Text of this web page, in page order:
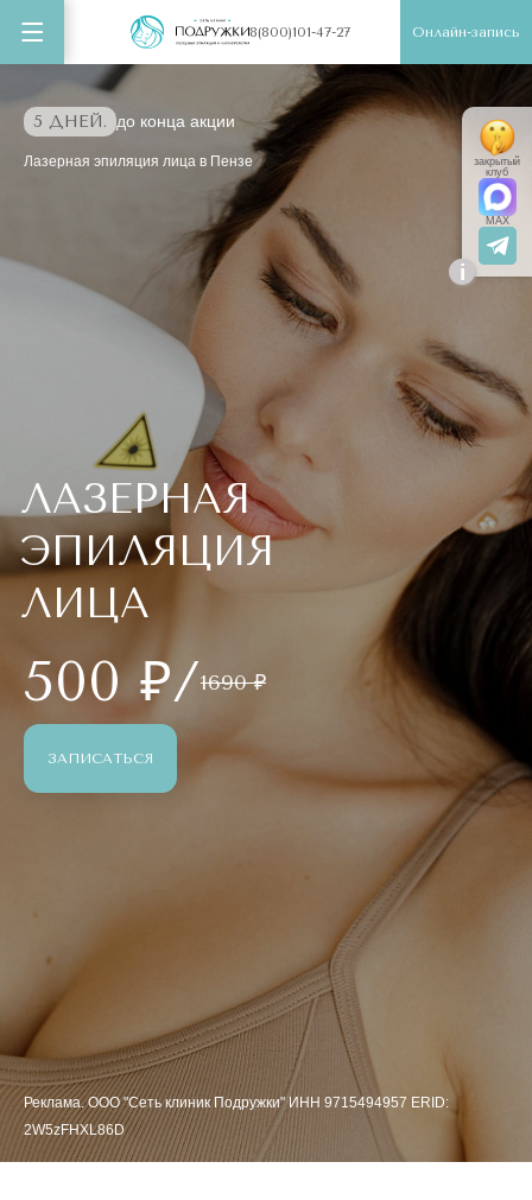
8(800)101-47-27 Онлайн-запись
5 ДНЕЙ. до конца акции
Лазерная эпиляция лица в Пензе
ЛАЗЕРНАЯ
ЭПИЛЯЦИЯ
ЛИЦА
500 ₽/1690 ₽
ЗАПИСАТЬСЯ
Реклама. ООО "Сеть клиник Подружки" ИНН 9715494957 ERID:
2W5zFHXL86D
i
закрытый
клуб
MAX